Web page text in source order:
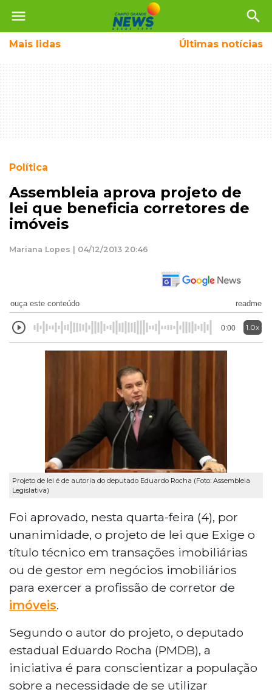
menu search
Mais lidas Últimas notícias
Política
Assembleia aprova projeto de
lei que beneficia corretores de
imóveis
Mariana Lopes | 04/12/2013 20:46
ouça este conteúdo readme
0:00 1.0x
Projeto de lei é de autoria do deputado Eduardo Rocha (Foto: Assembleia
Legislativa)
Foi aprovado, nesta quarta-feira (4), por
unanimidade, o projeto de lei que Exige o
título técnico em transações imobiliárias
ou de gestor em negócios imobiliários
para exercer a profissão de corretor de
imóveis.
Segundo o autor do projeto, o deputado
estadual Eduardo Rocha (PMDB), a
iniciativa é para conscientizar a população
sobre a necessidade de se utilizar